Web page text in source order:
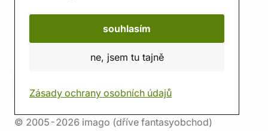
souhlasím
ne, jsem tu tajně
Zásady ochrany osobních údajů
© 2005-2026 imago (dříve fantasyobchod)